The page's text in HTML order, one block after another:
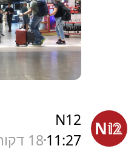
N12
11:27 18 דקות